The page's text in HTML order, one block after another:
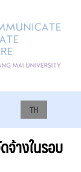
TH
จ้างในรอบ